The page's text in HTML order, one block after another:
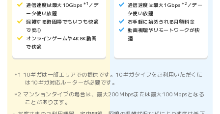
通信速度は最大10Gbps ＊1 ／デ
ータ使い放題
混雑する時間帯でもいつも快適
で安心
オンラインゲームや4K8K動画
で快適
通信速度は最大1Gbps ＊2 ／デー
タ使い放題
お手軽に始められる月額料金
動画視聴やリモートワークが快
適
1 10ギガは一部エリアでの提供です。10ギガタイプをご利用いただくに
は10ギガ対応ルーターが必要です。
2 マンションタイプの場合は、最大200Mbpsまたは最大100Mbpsとなる
ことがあります。